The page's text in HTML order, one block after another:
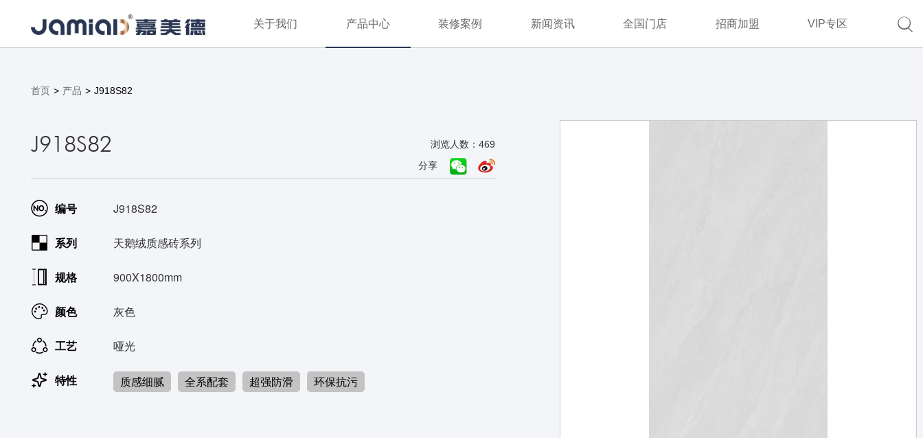
关于我们 产品中心 装修案例 新闻资讯 全国门店 招商加盟 VIP专区 
首页 > 产品 > J918S82
J918S82
浏览人数：469
分享
编号 J918S82
系列 天鹅绒质感砖系列
规格 900X1800mm
颜色 灰色
工艺 哑光
特性 质感细腻 全系配套 超强防滑 环保抗污